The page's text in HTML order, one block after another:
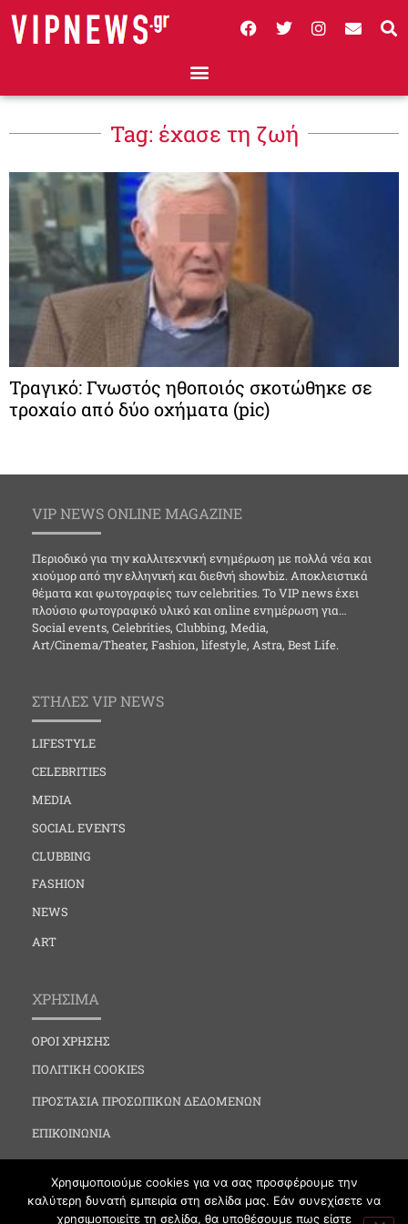
Tag: έχασε τη ζωή
Τραγικό: Γνωστός ηθοποιός σκοτώθηκε σε
τροχαίο από δύο οχήματα (pic)
VIP NEWS ONLINE MAGAZINE
Περιοδικό για την καλλιτεχνική ενημέρωση με πολλά νέα και
χιούμορ από την ελληνική και διεθνή showbiz. Αποκλειστικά
θέματα και φωτογραφίες των celebrities. Το VIP news έχει
πλούσιο φωτογραφικό υλικό και online ενημέρωση για…
Social events, Celebrities, Clubbing, Media,
Art/Cinema/Theater, Fashion, lifestyle, Astra, Best Life.
ΣΤΗΛΕΣ VIP NEWS
LIFESTYLE
CELEBRITIES
MEDIA
SOCIAL EVENTS
CLUBBING
FASHION
NEWS
ART
ΧΡΗΣΙΜΑ
ΟΡΟΙ ΧΡΗΣΗΣ
ΠΟΛΙΤΙΚΗ COOKIES
ΠΡΟΣΤΑΣΙΑ ΠΡΟΣΩΠΙΚΩΝ ΔΕΔΟΜΕΝΩΝ
ΕΠΙΚΟΙΝΩΝΙΑ
Χρησιμοποιούμε cookies για να σας προσφέρουμε την
καλύτερη δυνατή εμπειρία στη σελίδα μας. Εάν συνεχίσετε να
χρησιμοποιείτε τη σελίδα, θα υποθέσουμε πως είστε